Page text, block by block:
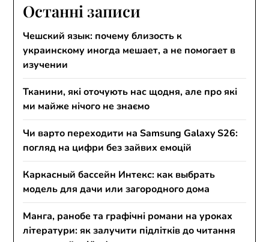
Останні записи
Чешский язык: почему близость к
украинскому иногда мешает, а не помогает в
изучении
Тканини, які оточують нас щодня, але про які
ми майже нічого не знаємо
Чи варто переходити на Samsung Galaxy S26:
погляд на цифри без зайвих емоцій
Каркасный бассейн Интекс: как выбрать
модель для дачи или загородного дома
Манга, ранобе та графічні романи на уроках
літератури: як залучити підлітків до читання